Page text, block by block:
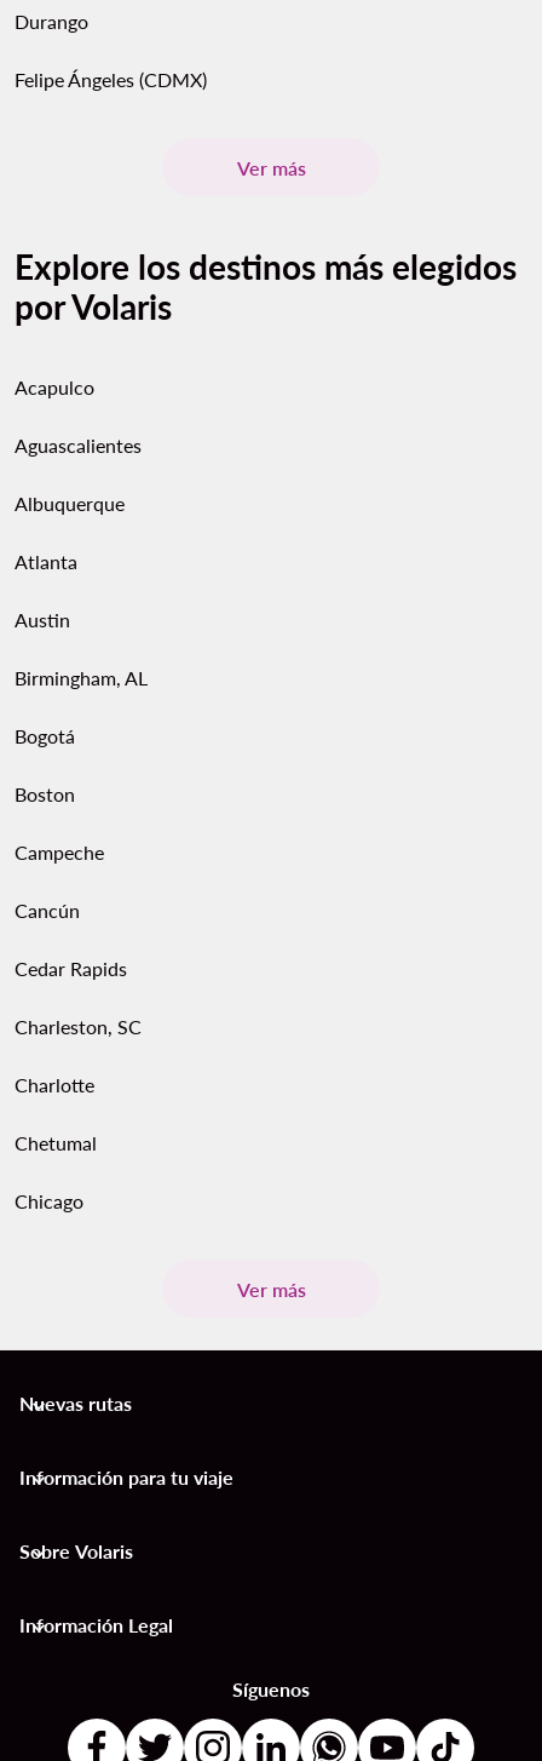
Durango
Felipe Ángeles (CDMX)
Ver más
Explore los destinos más elegidos
por Volaris
Acapulco
Aguascalientes
Albuquerque
Atlanta
Austin
Birmingham, AL
Bogotá
Boston
Campeche
Cancún
Cedar Rapids
Charleston, SC
Charlotte
Chetumal
Chicago
Ver más
Nuevas rutas
keyboard_arrow_down
Información para tu viaje
keyboard_arrow_down
Sobre Volaris
keyboard_arrow_down
Información Legal
keyboard_arrow_down
Síguenos